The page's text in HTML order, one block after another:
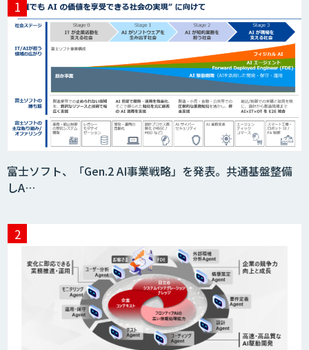
富士ソフト、「Gen.2 AI事業戦略」を発表。共通基盤整備
しA…